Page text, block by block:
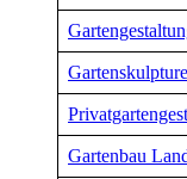
Gartenbau